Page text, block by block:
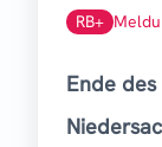
RB+
Ende